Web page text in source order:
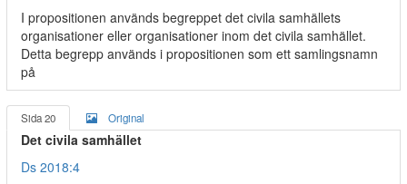
I propositionen används begreppet det civila samhällets
organisationer eller organisationer inom det civila samhället.
Detta begrepp används i propositionen som ett samlingsnamn
på
Sida 20 Original
Det civila samhället
Ds 2018:4